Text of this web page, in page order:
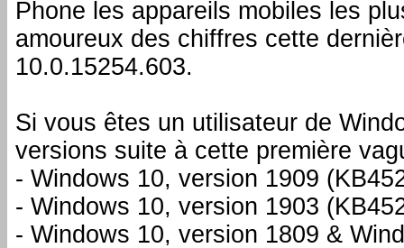
Phone les appareils mobiles les
amoureux des chiffres cette
10.0.15254.603.
Si vous êtes un utilisateur de
versions suite à cette première
- Windows 10, version 1909
- Windows 10, version 1903
- Windows 10, version 1809 &